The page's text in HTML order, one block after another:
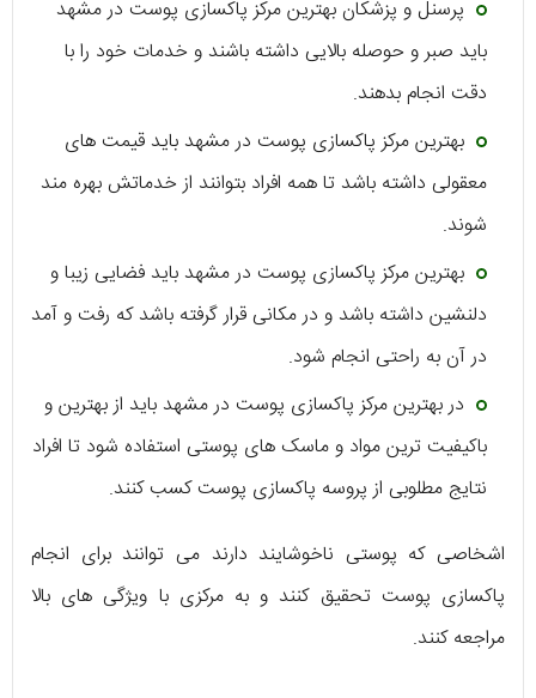
پرسنل و پزشکان بهترین مرکز پاکسازی پوست در مشهد
باید صبر و حوصله بالایی داشته باشند و خدمات خود را با
دقت انجام بدهند.
بهترین مرکز پاکسازی پوست در مشهد باید قیمت های
معقولی داشته باشد تا همه افراد بتوانند از خدماتش بهره مند
شوند.
بهترین مرکز پاکسازی پوست در مشهد باید فضایی زیبا و
دلنشین داشته باشد و در مکانی قرار گرفته باشد که رفت و آمد
در آن به راحتی انجام شود.
در بهترین مرکز پاکسازی پوست در مشهد باید از بهترین و
باکیفیت ترین مواد و ماسک های پوستی استفاده شود تا افراد
نتایج مطلوبی از پروسه پاکسازی پوست کسب کنند.
اشخاصی که پوستی ناخوشایند دارند می توانند برای انجام
پاکسازی پوست تحقیق کنند و به مرکزی با ویژگی های بالا
مراجعه کنند.